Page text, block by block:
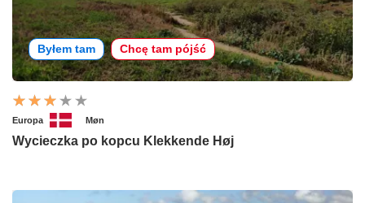
Byłem tam Chcę tam pójść
Europa Møn
Wycieczka po kopcu Klekkende Høj